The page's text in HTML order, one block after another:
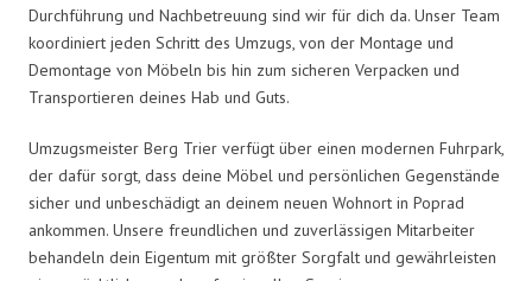
Durchführung und Nachbetreuung sind wir für dich da. Unser Team
koordiniert jeden Schritt des Umzugs, von der Montage und
Demontage von Möbeln bis hin zum sicheren Verpacken und
Transportieren deines Hab und Guts.
Umzugsmeister Berg Trier verfügt über einen modernen Fuhrpark,
der dafür sorgt, dass deine Möbel und persönlichen Gegenstände
sicher und unbeschädigt an deinem neuen Wohnort in Poprad
ankommen. Unsere freundlichen und zuverlässigen Mitarbeiter
behandeln dein Eigentum mit größter Sorgfalt und gewährleisten